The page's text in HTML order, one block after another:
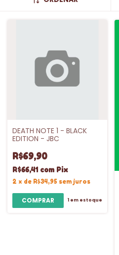
DEATH NOTE 1 - BLACK
EDITION - JBC
R$69,90
R$66,41 com Pix
2 x de R$34,95 sem juros
1em estoque